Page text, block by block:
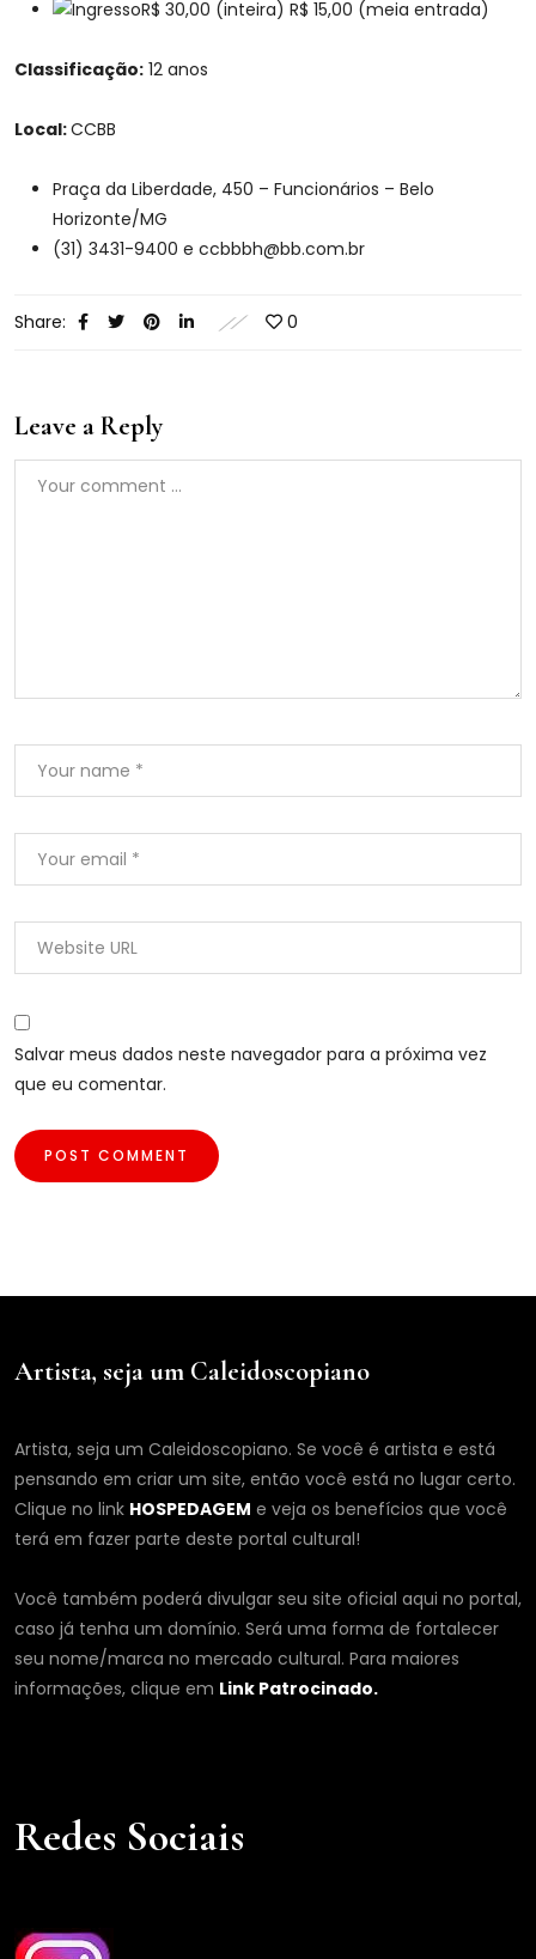
R$ 30,00 (inteira) R$ 15,00 (meia entrada)
Classificação: 12 anos
Local:CCBB
Praça da Liberdade, 450 – Funcionários – Belo
Horizonte/MG
(31) 3431-9400 e ccbbbh@bb.com.br
Share: 0
Leave a Reply
Salvar meus dados neste navegador para a próxima vez
que eu comentar.
Artista, seja um Caleidoscopiano
Artista, seja um Caleidoscopiano. Se você é artista e está
pensando em criar um site, então você está no lugar certo.
Clique no link HOSPEDAGEM e veja os benefícios que você
terá em fazer parte deste portal cultural!
Você também poderá divulgar seu site oficial aqui no portal,
caso já tenha um domínio. Será uma forma de fortalecer
seu nome/marca no mercado cultural. Para maiores
informações, clique em Link Patrocinado.
Redes Sociais